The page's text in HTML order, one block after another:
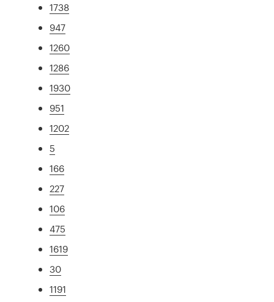
1738
947
1260
1286
1930
951
1202
5
166
227
106
475
1619
30
1191